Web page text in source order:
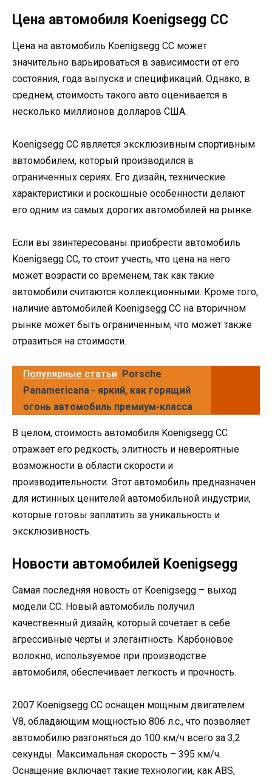
Цена автомобиля Koenigsegg CC
Цена на автомобиль Koenigsegg CC может
значительно варьироваться в зависимости от его
состояния, года выпуска и спецификаций. Однако, в
среднем, стоимость такого авто оценивается в
несколько миллионов долларов США.
Koenigsegg CC является эксклюзивным спортивным
автомобилем, который производился в
ограниченных сериях. Его дизайн, технические
характеристики и роскошные особенности делают
его одним из самых дорогих автомобилей на рынке.
Если вы заинтересованы приобрести автомобиль
Koenigsegg CC, то стоит учесть, что цена на него
может возрасти со временем, так как такие
автомобили считаются коллекционными. Кроме того,
наличие автомобилей Koenigsegg CC на вторичном
рынке может быть ограниченным, что может также
отразиться на стоимости.
Популярные статьи Porsche
Panamericana - яркий, как горящий
огонь автомобиль премиум-класса
В целом, стоимость автомобиля Koenigsegg CC
отражает его редкость, элитность и невероятные
возможности в области скорости и
производительности. Этот автомобиль предназначен
для истинных ценителей автомобильной индустрии,
которые готовы заплатить за уникальность и
эксклюзивность.
Новости автомобилей Koenigsegg
Самая последняя новость от Koenigsegg – выход
модели CC. Новый автомобиль получил
качественный дизайн, который сочетает в себе
агрессивные черты и элегантность. Карбоновое
волокно, используемое при производстве
автомобиля, обеспечивает легкость и прочность.
2007 Koenigsegg CC оснащен мощным двигателем
V8, обладающим мощностью 806 л.с., что позволяет
автомобилю разгоняться до 100 км/ч всего за 3,2
секунды. Максимальная скорость – 395 км/ч.
Оснащение включает такие технологии, как ABS,